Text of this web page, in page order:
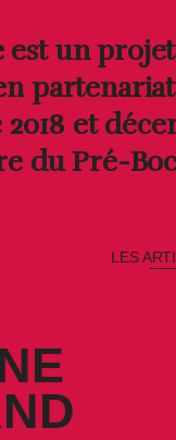
est un
et
du Pré-
LES